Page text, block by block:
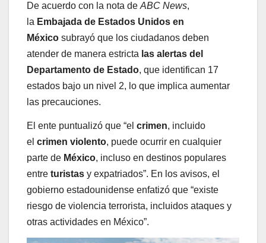
De acuerdo con la nota de ABC News,
la Embajada de Estados Unidos en
México subrayó que los ciudadanos deben
atender de manera estricta las alertas del
Departamento de Estado, que identifican 17
estados bajo un nivel 2, lo que implica aumentar
las precauciones.
El ente puntualizó que “el crimen, incluido
el crimen violento, puede ocurrir en cualquier
parte de México, incluso en destinos populares
entre turistas y expatriados”. En los avisos, el
gobierno estadounidense enfatizó que “existe
riesgo de violencia terrorista, incluidos ataques y
otras actividades en México”.